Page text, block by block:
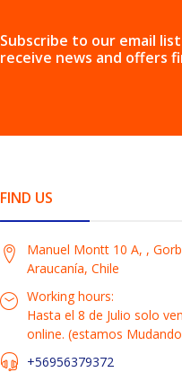
Subscribe to our email
receive news and offers
FIND US
Manuel Montt 10 A, ,
Araucanía, Chile
Working hours:
Hasta el 8 de Julio solo
online. (estamos
+56956379372